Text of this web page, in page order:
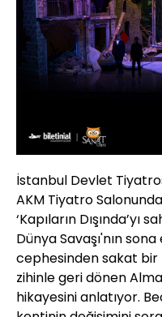
İstanbul Devlet
AKM Tiyatro
‘Kapıların Dışında’yı
Dünya Savaşı'nın
cephesinden sakat
zihinle geri dönen
hikayesini anlatıyor.